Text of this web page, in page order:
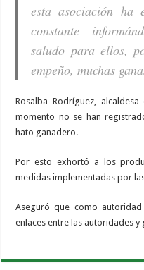
esta asociación ha
constante
saludo para ellos,
empeño, muchas
Rosalba Rodríguez,
momento no se han
hato ganadero.
Por esto exhortó a los
medidas implementadas por
Aseguró que como
enlaces entre las autoridades y